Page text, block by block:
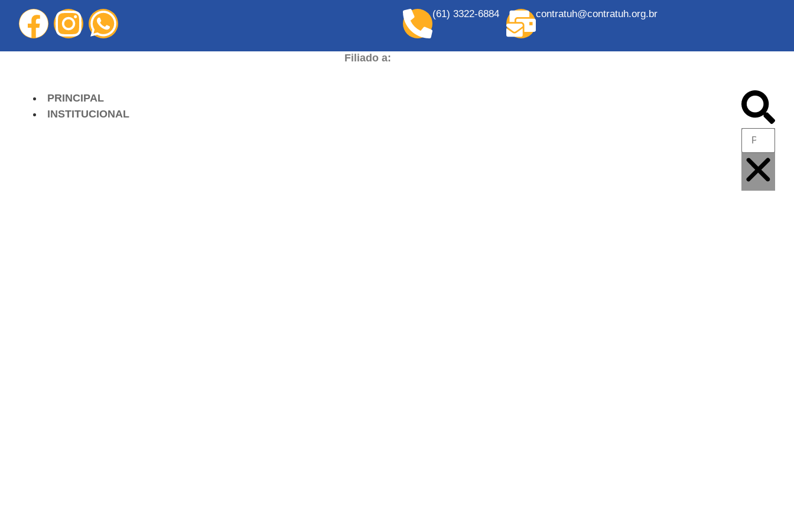
(61) 3322-6884 contratuh@contratuh.org.br
Filiado a:
PRINCIPAL
INSTITUCIONAL